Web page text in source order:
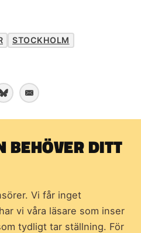
STOCKHOLM
BEHÖVER DITT
Vi får inget
vi våra läsare som inser
tydligt tar ställning. För